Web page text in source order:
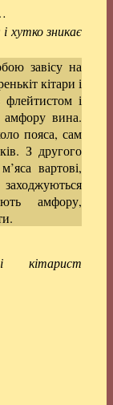
хутко зникає
завісу на
кітари і
флейтистом і
амфору вина.
пояса, сам
З другого
вартові,
амфору,
кітарист